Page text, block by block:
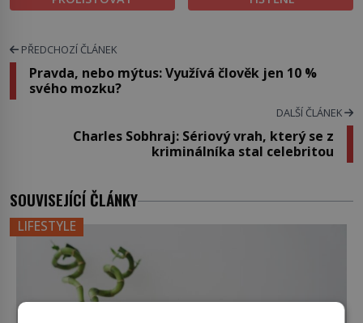
PŘEDCHOZÍ ČLÁNEK
Pravda, nebo mýtus: Využívá člověk jen 10 %
svého mozku?
DALŠÍ ČLÁNEK
Charles Sobhraj: Sériový vrah, který se z
kriminálníka stal celebritou
SOUVISEJÍCÍ ČLÁNKY
LIFESTYLE